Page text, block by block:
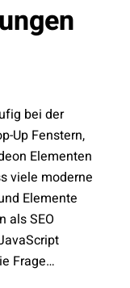
bei der
Up Fenstern,
Elementen
viele moderne
Elemente
als SEO
Frage…